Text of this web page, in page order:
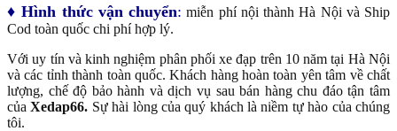
♦ Hình thức vận chuyển: miễn phí nội thành Hà Nội và Ship
Cod toàn quốc chi phí hợp lý.
Với uy tín và kinh nghiệm phân phối xe đạp trên 10 năm tại Hà Nội
và các tỉnh thành toàn quốc. Khách hàng hoàn toàn yên tâm về chất
lượng, chế độ bảo hành và dịch vụ sau bán hàng chu đáo tận tâm
củaXedap66. Sự hài lòng của quý khách là niềm tự hào của chúng
tôi.